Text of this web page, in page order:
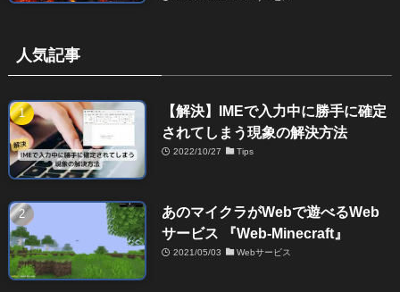
人気記事
【解決】IMEで入力中に勝手に確定
されてしまう現象の解決方法
2022/10/27 Tips
あのマイクラがWebで遊べるWeb
サービス 『Web-Minecraft』
2021/05/03 Webサービス